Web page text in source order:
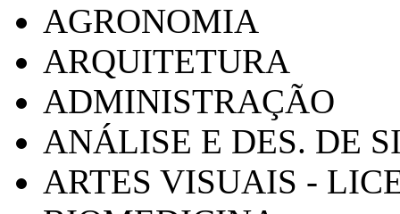
AGRONOMIA
ARQUITETURA
ADMINISTRAÇÃO
ANÁLISE E DES. DE
ARTES VISUAIS -